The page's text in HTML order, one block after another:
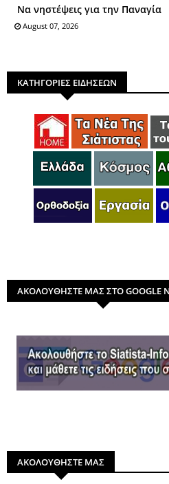
Να νηστέψεις για την Παναγία
August 07, 2026
ΚΑΤΗΓΟΡΙΕΣ ΕΙΔΗΣΕΩΝ
ΑΚΟΛΟΥΘΗΣΤΕ ΜΑΣ ΣΤΟ GOOGLE
ΑΚΟΛΟΥΘΗΣΤΕ ΜΑΣ